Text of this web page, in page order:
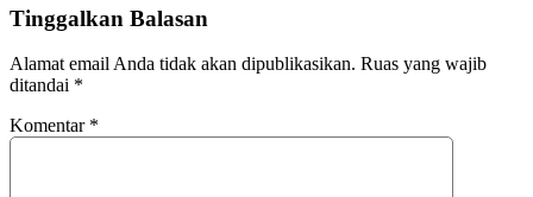
Tinggalkan Balasan
Alamat email Anda tidak akan dipublikasikan. Ruas yang wajib
ditandai *
Komentar *